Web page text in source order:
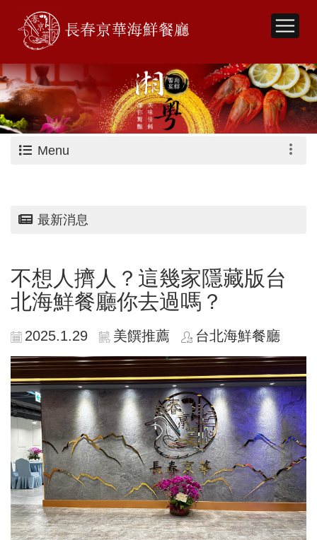
Menu
最新消息
不想人擠人？這幾家隱藏版台
北海鮮餐廳你去過嗎？
2025.1.29 美饌推薦 台北海鮮餐廳